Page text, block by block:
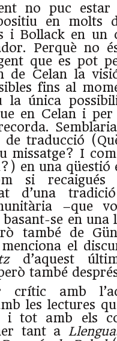
no puc
en molts
i Bollack en un
Perquè no
que es pot
de Celan la
fins al
la única
en Celan i
de traducció
missatge? I
en una qüestió
si
d’una
–que
se en una
també de
el
d’aquest
també
amb
les lectures
i tot amb els
tant a